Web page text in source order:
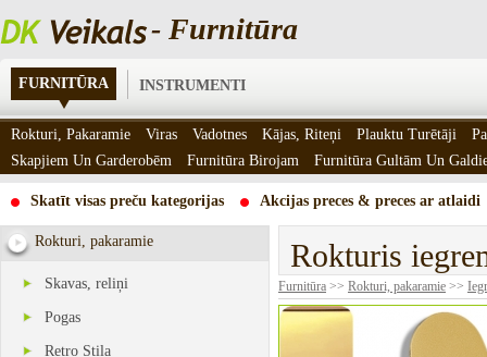
- Furnitūra
FURNITŪRA INSTRUMENTI
Skatīt visas preču kategorijas Akcijas preces & preces ar atlaidi
Rokturi, pakaramie
Skavas, reliņi
Pogas
Retro Stila
Rokturis
Furnitūra >> Rokturi, pakaramie >>
Rokturi, Pakaramie Viras Vadotnes Kājas, Riteņi Plauktu Turētāji
Skapjiem Un Garderobēm
Furnitūra Birojam Furnitūra Gultām Un